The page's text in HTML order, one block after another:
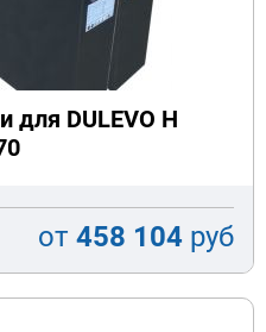
для DULEVO H
от 458 104 руб